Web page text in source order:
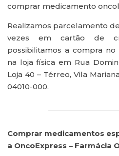
comprar medicamento
Realizamos parcelamento
vezes em cartão de
possibilitamos a compra
na loja física em Rua
Loja 40 – Térreo, Vila
04010-000.
Comprar medicamentos
a OncoExpress – Farmácia